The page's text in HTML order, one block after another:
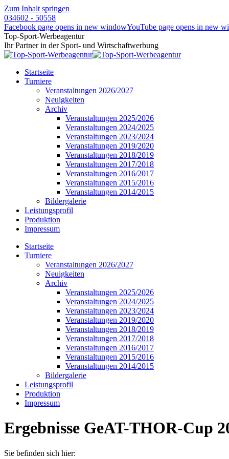
Zum Inhalt springen
034602 - 50558
Facebook page opens in new windowYouTube page opens in new
Top-Sport-Werbeagentur
Ihr Partner in der Sport- und Wirtschaftwerbung
Startseite
Turniere
Veranstaltungen 2026/2027
Neuigkeiten
Archiv
Veranstaltungen 2025/2026
Veranstaltungen 2024/2025
Veranstaltungen 2023/2024
Veranstaltungen 2019/2020
Veranstaltungen 2018/2019
Veranstaltungen 2017/2018
Veranstaltungen 2016/2017
Veranstaltungen 2015/2016
Veranstaltungen 2014/2015
Bildergalerie
Leistungsprofil
Produktion
Impressum
Startseite
Turniere
Veranstaltungen 2026/2027
Neuigkeiten
Archiv
Veranstaltungen 2025/2026
Veranstaltungen 2024/2025
Veranstaltungen 2023/2024
Veranstaltungen 2019/2020
Veranstaltungen 2018/2019
Veranstaltungen 2017/2018
Veranstaltungen 2016/2017
Veranstaltungen 2015/2016
Veranstaltungen 2014/2015
Bildergalerie
Leistungsprofil
Produktion
Impressum
Ergebnisse GeAT-THOR-Cup
Sie befinden sich hier: